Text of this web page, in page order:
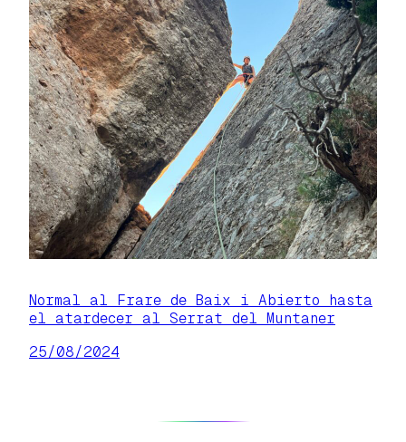
Normal al Frare de Baix i Abierto hasta
el atardecer al Serrat del Muntaner
25/08/2024